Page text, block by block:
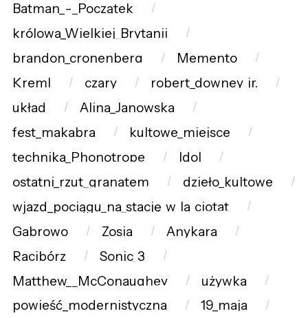
Batman_-_Początek
królowa_Wielkiej_Brytanii
brandon_cronenberg
Memento
Kreml
czary
robert_downey_jr.
układ
Alina_Janowska
fest_makabra
kultowe_miejsce
technika_Phonotrope
Idol
ostatni_rzut_granatem
dzieło_kultowe
wjazd_pociągu_na_stację_w_la_ciotat
Gabrowo
Zosia
Anykara
Racibórz
Sonic_3
Matthew__McConaughey
używka
powieść_modernistyczna
19_maja